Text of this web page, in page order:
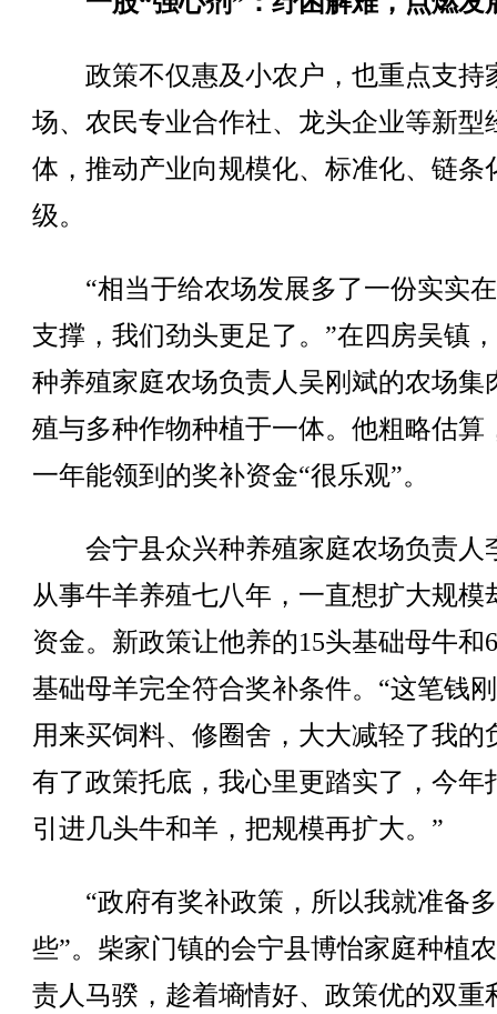
政策不仅惠及小农户，也重点支持
场、农民专业合作社、龙头企业等新型
体，推动产业向规模化、标准化、链条
级。
“相当于给农场发展多了一份实实
支撑，我们劲头更足了。”在四房吴镇
种养殖家庭农场负责人吴刚斌的农场集
殖与多种作物种植于一体。他粗略估算
一年能领到的奖补资金“很乐观”。
会宁县众兴种养殖家庭农场负责人
从事牛羊养殖七八年，一直想扩大规模
资金。新政策让他养的15头基础母牛和
基础母羊完全符合奖补条件。“这笔钱
用来买饲料、修圈舍，大大减轻了我的
有了政策托底，我心里更踏实了，今年
引进几头牛和羊，把规模再扩大。”
“政府有奖补政策，所以我就准备
些”。柴家门镇的会宁县博怡家庭种植
责人马骙，趁着墒情好、政策优的双重